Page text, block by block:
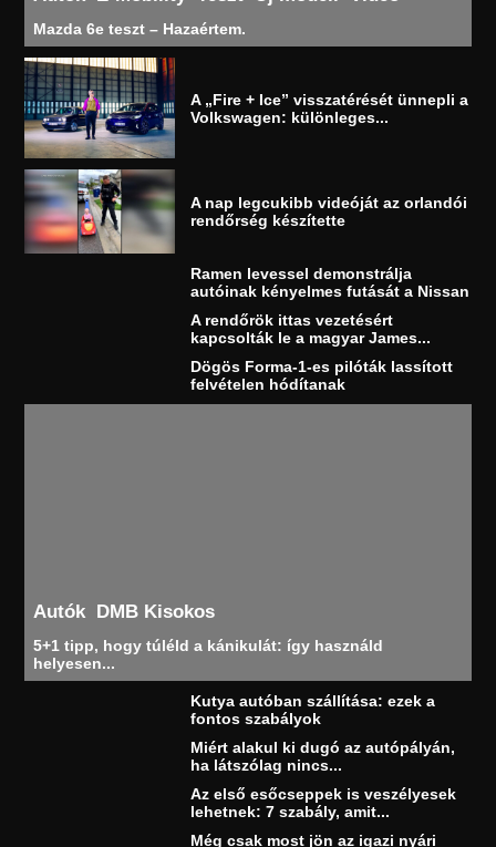
Mazda 6e teszt – Hazaértem.
A „Fire + Ice” visszatérését ünnepli a
Volkswagen: különleges...
A nap legcukibb videóját az orlandói
rendőrség készítette
Ramen levessel demonstrálja
autóinak kényelmes futását a Nissan
A rendőrök ittas vezetésért
kapcsolták le a magyar James...
Dögös Forma-1-es pilóták lassított
felvételen hódítanak
Autók DMB Kisokos
5+1 tipp, hogy túléld a kánikulát: így használd
helyesen...
Kutya autóban szállítása: ezek a
fontos szabályok
Miért alakul ki dugó az autópályán,
ha látszólag nincs...
Az első esőcseppek is veszélyesek
lehetnek: 7 szabály, amit...
Még csak most jön az igazi nyári